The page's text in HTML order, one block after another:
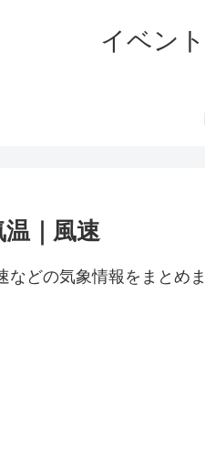
イベン
｜風速
どの気象情報をまとめ